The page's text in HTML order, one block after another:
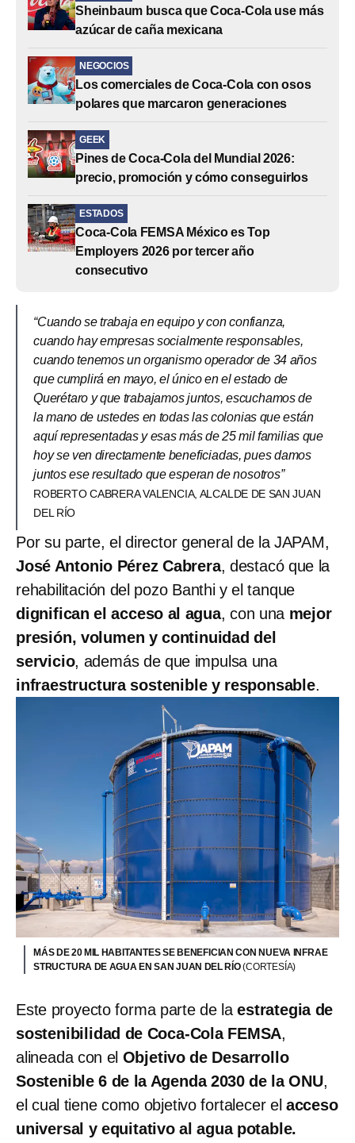
Sheinbaum busca que Coca-Cola use más
azúcar de caña mexicana
NEGOCIOS
Los comerciales de Coca-Cola con osos
polares que marcaron generaciones
GEEK
Pines de Coca-Cola del Mundial 2026:
precio, promoción y cómo conseguirlos
ESTADOS
Coca-Cola FEMSA México es Top
Employers 2026 por tercer año
consecutivo
“Cuando se trabaja en equipo y con confianza,
cuando hay empresas socialmente responsables,
cuando tenemos un organismo operador de 34 años
que cumplirá en mayo, el único en el estado de
Querétaro y que trabajamos juntos, escuchamos de
la mano de ustedes en todas las colonias que están
aquí representadas y esas más de 25 mil familias que
hoy se ven directamente beneficiadas, pues damos
juntos ese resultado que esperan de nosotros”
ROBERTO CABRERA VALENCIA, ALCALDE DE SAN JUAN
DEL RÍO
Por su parte, el director general de la JAPAM,
José Antonio Pérez Cabrera, destacó que la
rehabilitación del pozo Banthi y el tanque
dignifican el acceso al agua, con una mejor
presión, volumen y continuidad del
servicio, además de que impulsa una
infraestructura sostenible y responsable.
MÁS DE 20 MIL HABITANTES SE BENEFICIAN CON NUEVA INFRAE
STRUCTURA DE AGUA EN SAN JUAN DEL RÍO(CORTESÍA)
Este proyecto forma parte de laestrategia de
sostenibilidad de Coca-Cola FEMSA,
alineada con el Objetivo de Desarrollo
Sostenible 6 de la Agenda 2030 de la ONU,
el cual tiene como objetivo fortalecer el acceso
universal y equitativo al agua potable.